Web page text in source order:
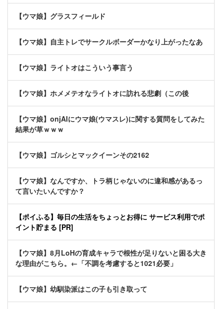
【ウマ娘】グラスフィールド
【ウマ娘】自主トレでサークルボーダーかなり上がったなあ
【ウマ娘】ライトオはこういう事言う
【ウマ娘】ホメメテオなライトオに訪れる悲劇（この後
【ウマ娘】onjAIにウマ娘(ウマスレ)に関する質問をしてみた
結果が草ｗｗｗ
【ウマ娘】ゴルシとマックイーンその2162
【ウマ娘】なんですか、トラ柄じゃないのに違和感があるっ
て言いたいんですか？
【ポイふる】毎日の生活をちょっとお得に サービス利用でポ
イント貯まる [PR]
【ウマ娘】8月LoHの育成キャラで根性が足りないと困る大き
な理由がこちら。←「不調を考慮すると1021必要」
【ウマ娘】幼馴染派はこの子も引き取って